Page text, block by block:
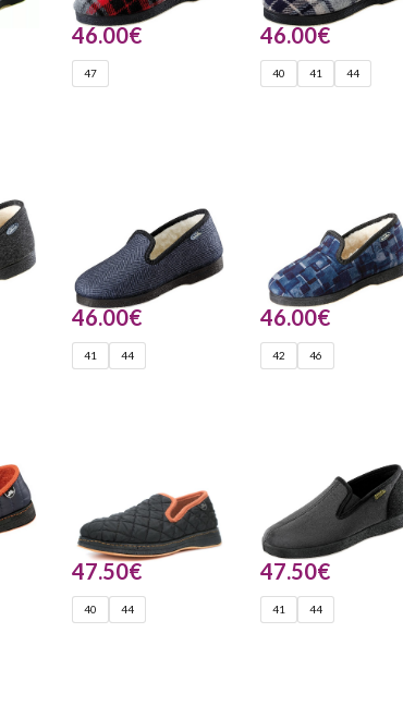
46.00€
47
46.00€
40 41 44
46.00€
41 44
46.00€
42 46
47.50€
40 44
47.50€
41 44